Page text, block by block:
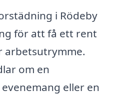
i Rödeby
för att få ett rent
arbetsutrymme.
om en
eller en